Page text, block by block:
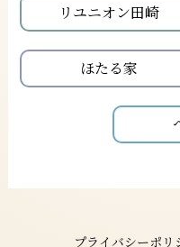
リユニオン田崎
ほたる家
プライバシーポリ